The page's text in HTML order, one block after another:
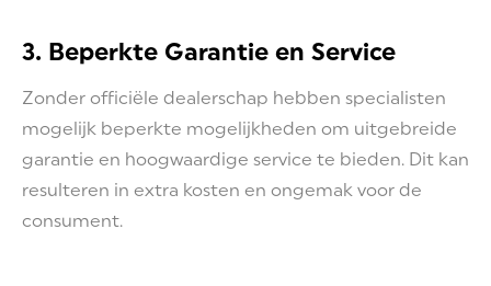
3. Beperkte Garantie en Service
Zonder officiële dealerschap hebben specialisten
mogelijk beperkte mogelijkheden om uitgebreide
garantie en hoogwaardige service te bieden. Dit kan
resulteren in extra kosten en ongemak voor de
consument.